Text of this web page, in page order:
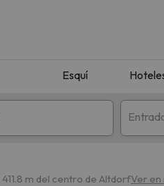
Esquí
411.8 m del centro de AltdorfVer en